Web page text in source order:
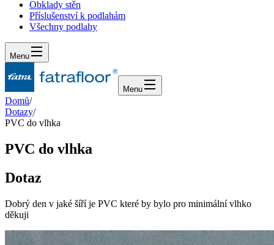
Obklady stěn
Příslušenství k podlahám
Všechny podlahy
Menu
Menu
Domů/
Dotazy/
PVC do vlhka
PVC do vlhka
Dotaz
Dobrý den v jaké šíří je PVC které by bylo pro minimální vlhko
děkuji